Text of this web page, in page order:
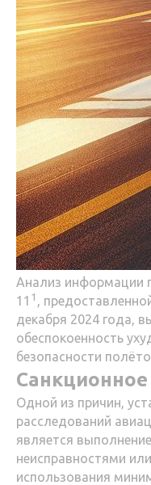
Анализ информации
11 1 ,
декабря 2024 года,
обеспокоенность
безопасности
Одной из причин,
расследований
является
неисправностями
использования